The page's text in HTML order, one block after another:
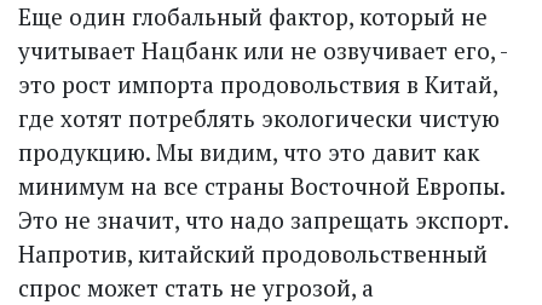
Еще один глобальный фактор, который не
учитывает Нацбанк или не озвучивает его, -
это рост импорта продовольствия в Китай,
где хотят потреблять экологически чистую
продукцию. Мы видим, что это давит как
минимум на все страны Восточной Европы.
Это не значит, что надо запрещать экспорт.
Напротив, китайский продовольственный
спрос может стать не угрозой, а